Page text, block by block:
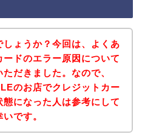
しょうか？今回は、よくあ
ードのエラー原因について
だきました。なので、
のお店でクレジットカー
態になった人は参考にして
です。